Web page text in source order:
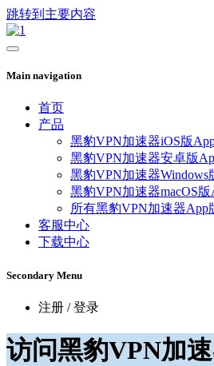
跳转到主要内容
Main navigation
首页
产品
黑豹VPN加速器iOS版
黑豹VPN加速器安卓版
黑豹VPN加速器Windows
黑豹VPN加速器macOS版
所有黑豹VPN加速器App
客服中心
下载中心
Secondary Menu
注册 / 登录
访问黑豹VPN加